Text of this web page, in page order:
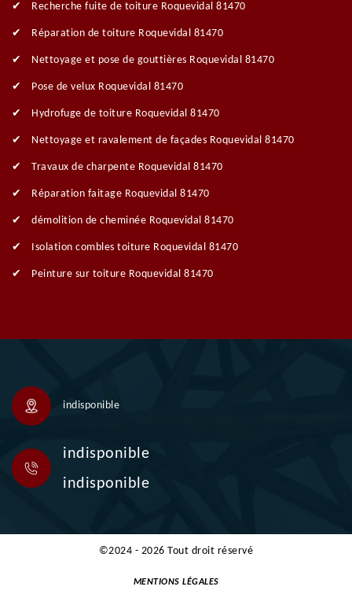
Recherche fuite de toiture Roquevidal 81470
Réparation de toiture Roquevidal 81470
Nettoyage et pose de gouttières Roquevidal 81470
Pose de velux Roquevidal 81470
Hydrofuge de toiture Roquevidal 81470
Nettoyage et ravalement de façades Roquevidal 81470
Travaux de charpente Roquevidal 81470
Réparation faitage Roquevidal 81470
démolition de cheminée Roquevidal 81470
Isolation combles toiture Roquevidal 81470
Peinture sur toiture Roquevidal 81470
indisponible
indisponible
indisponible
©2024 - 2026 Tout droit réservé
MENTIONS LÉGALES